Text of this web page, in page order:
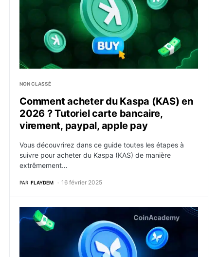
NON CLASSÉ
Comment acheter du Kaspa (KAS) en
2026 ? Tutoriel carte bancaire,
virement, paypal, apple pay
Vous découvrirez dans ce guide toutes les étapes à
suivre pour acheter du Kaspa (KAS) de manière
extrêmement…
PAR FLAYDEM 16 février 2025
Comment acheter du Morpho (MORPHO) en 2026